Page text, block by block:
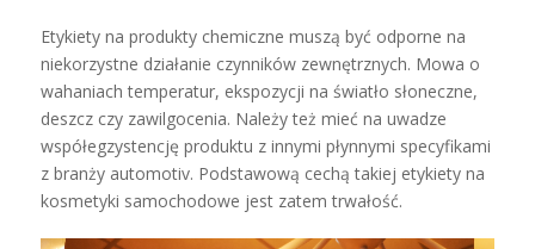
Etykiety na produkty chemiczne muszą być odporne na
niekorzystne działanie czynników zewnętrznych. Mowa o
wahaniach temperatur, ekspozycji na światło słoneczne,
deszcz czy zawilgocenia. Należy też mieć na uwadze
współegzystencję produktu z innymi płynnymi specyfikami
z branży automotiv. Podstawową cechą takiej etykiety na
kosmetyki samochodowe jest zatem trwałość.